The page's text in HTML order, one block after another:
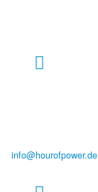
info@hourofpower.de